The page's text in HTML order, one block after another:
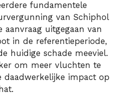
fundamentele
van Schiphol
uitgegaan van
in de referentieperiode,
huidige schade meeviel.
om meer vluchten te
daadwerkelijke impact op